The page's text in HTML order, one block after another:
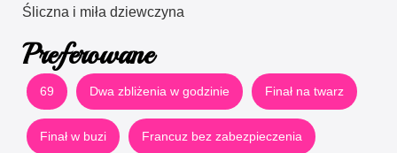
Śliczna i miła dziewczyna
Preferowane
69 Dwa zbliżenia w godzinie Finał na twarz
Finał w buzi Francuz bez zabezpieczenia